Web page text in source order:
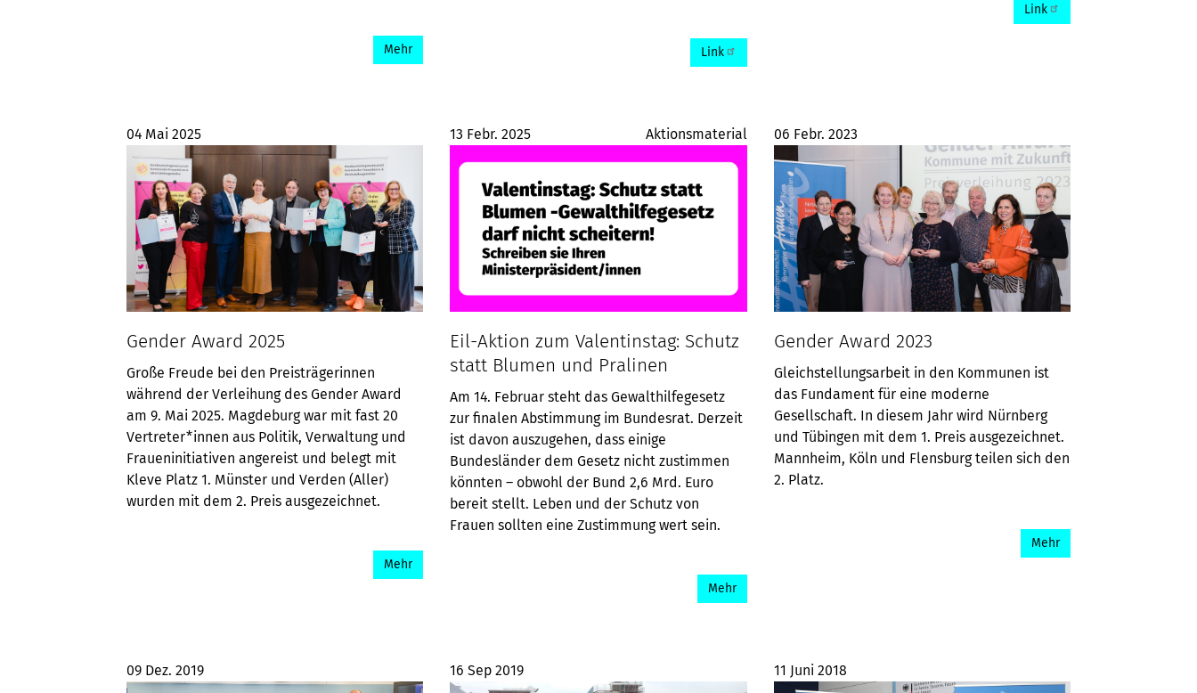
Mehr Link
Link
04 Mai 2025
Gender Award 2025
Große Freude bei den Preisträgerinnen
während der Verleihung des Gender Award
am 9. Mai 2025. Magdeburg war mit fast 20
Vertreter*innen aus Politik, Verwaltung und
Fraueninitiativen angereist und belegt mit
Kleve Platz 1. Münster und Verden (Aller)
wurden mit dem 2. Preis ausgezeichnet.
Mehr
Aktionsmaterial
13 Febr. 2025
Eil-Aktion zum Valentinstag: Schutz
statt Blumen und Pralinen
Am 14. Februar steht das Gewalthilfegesetz
zur finalen Abstimmung im Bundesrat. Derzeit
ist davon auszugehen, dass einige
Bundesländer dem Gesetz nicht zustimmen
könnten – obwohl der Bund 2,6 Mrd. Euro
bereit stellt. Leben und der Schutz von
Frauen sollten eine Zustimmung wert sein.
Mehr
06 Febr. 2023
Gender Award 2023
Gleichstellungsarbeit in den Kommunen ist
das Fundament für eine moderne
Gesellschaft. In diesem Jahr wird Nürnberg
und Tübingen mit dem 1. Preis ausgezeichnet.
Mannheim, Köln und Flensburg teilen sich den
2. Platz.
Mehr
09 Dez. 2019 16 Sep 2019 11 Juni 2018